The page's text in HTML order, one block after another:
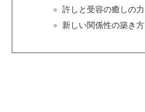
許しと受容の癒しの力
新しい関係性の築き方